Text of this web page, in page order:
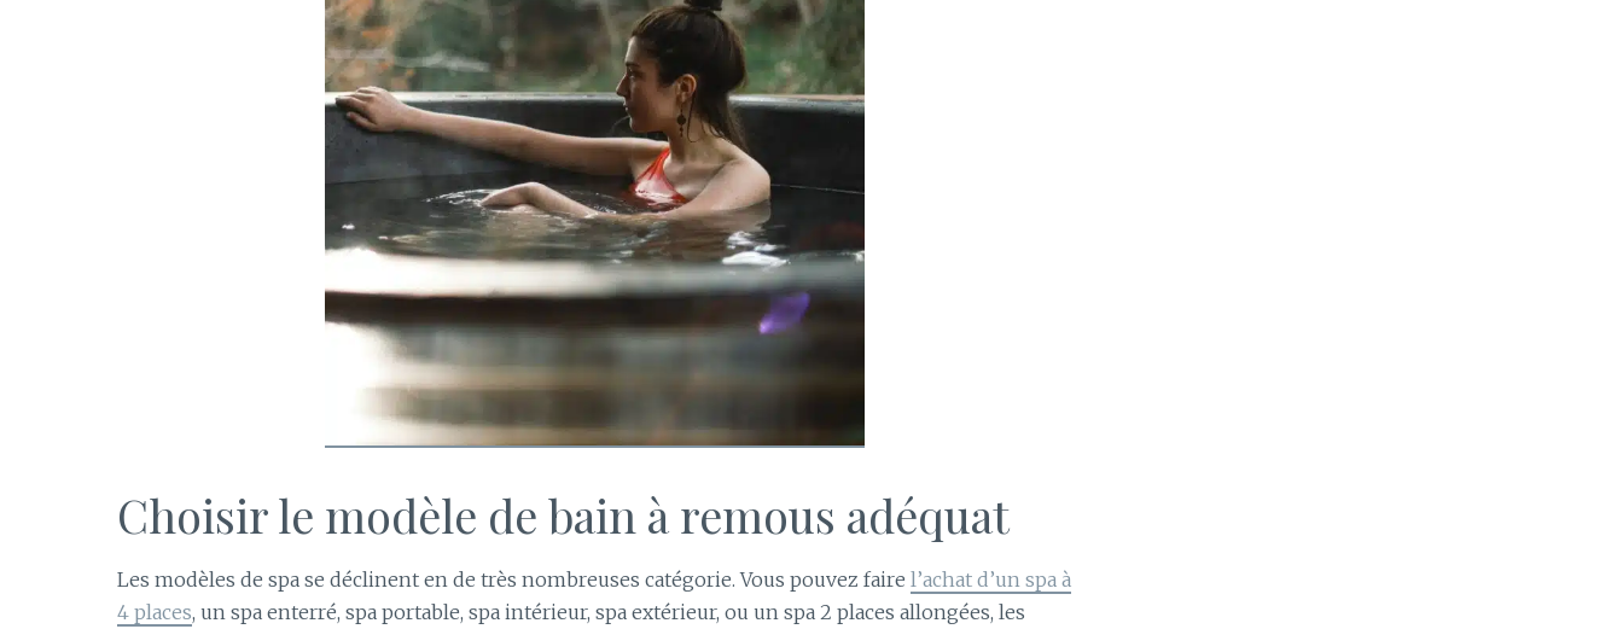
Choisir le modèle de bain à remous adéquat
Les modèles de spa se déclinent en de très nombreuses catégorie. Vous pouvez faire l’achat d’un spa à
4 places, un spa enterré, spa portable, spa intérieur, spa extérieur, ou un spa 2 places allongées, les